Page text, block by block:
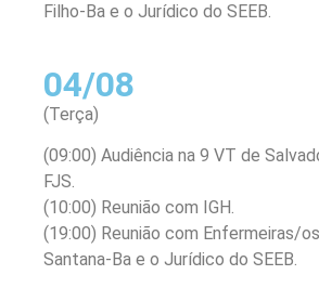
Filho-Ba e o Jurídico do SEEB.
04/08
(Terça)
(09:00) Audiência na 9 VT de
FJS.
(10:00) Reunião com IGH.
(19:00) Reunião com Enfermeiras/
Santana-Ba e o Jurídico do SEEB.